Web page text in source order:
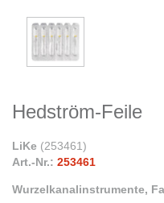
Hedström-Feile
LiKe (253461)
Art.-Nr.: 253461
Wurzelkanalinstrumente,